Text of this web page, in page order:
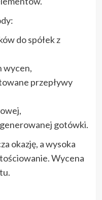
do spółek z
wycen,
przepływy
gotówki.
okazję, a wysoka
Wycena